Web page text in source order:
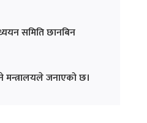
समिति छानबिन
मन्त्रालयले जनाएको छ।